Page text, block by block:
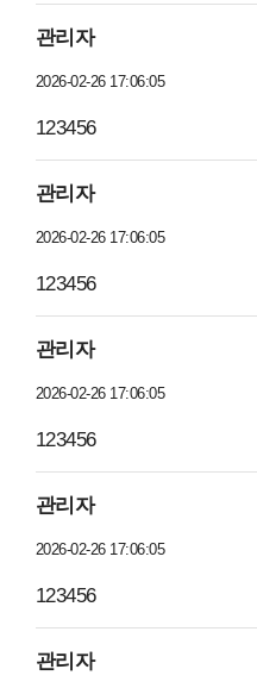
관리자
2026-02-26 17:06:05
123456
관리자
2026-02-26 17:06:05
123456
관리자
2026-02-26 17:06:05
123456
관리자
2026-02-26 17:06:05
123456
관리자